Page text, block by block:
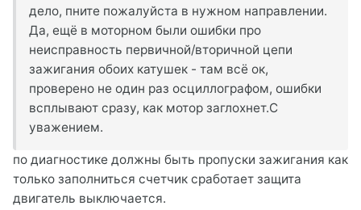
дело, пните пожалуйста в нужном направлении.
Да, ещё в моторном были ошибки про
неисправность первичной/вторичной цепи
зажигания обоих катушек - там всё ок,
проверено не один раз осциллографом, ошибки
всплывают сразу, как мотор заглохнет.С
уважением.
по диагностике должны быть пропуски зажигания как
только заполниться счетчик сработает защита
двигатель выключается.